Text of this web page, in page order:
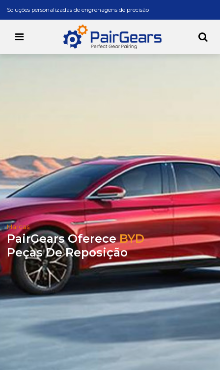
Soluções personalizadas de engrenagens de precisão
Marcas
PairGears OfereceBYD
Peças De Reposição